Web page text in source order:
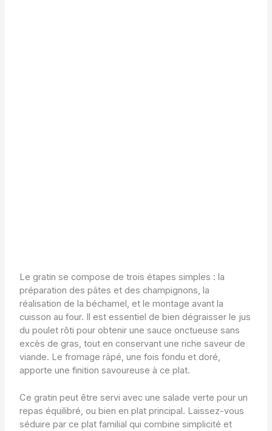
Le gratin se compose de trois étapes simples : la
préparation des pâtes et des champignons, la
réalisation de la béchamel, et le montage avant la
cuisson au four. Il est essentiel de bien dégraisser le jus
du poulet rôti pour obtenir une sauce onctueuse sans
excès de gras, tout en conservant une riche saveur de
viande. Le fromage râpé, une fois fondu et doré,
apporte une finition savoureuse à ce plat.
Ce gratin peut être servi avec une salade verte pour un
repas équilibré, ou bien en plat principal. Laissez-vous
séduire par ce plat familial qui combine simplicité et